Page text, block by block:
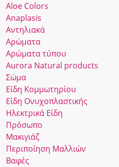
Αloe Colors
Anaplasis
Αντηλιακά
Αρώματα
Αρώματα τύπου
Αurora Νatural products
Σώμα
Είδη Κομμωτηρίου
Είδη Ονυχοπλαστικής
Ηλεκτρικά Είδη
Πρόσωπο
Μακιγιάζ
Περιποίηση Μαλλιών
Βαφές